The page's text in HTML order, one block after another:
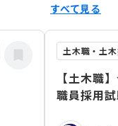
すべて見る
【土木職
職員採用